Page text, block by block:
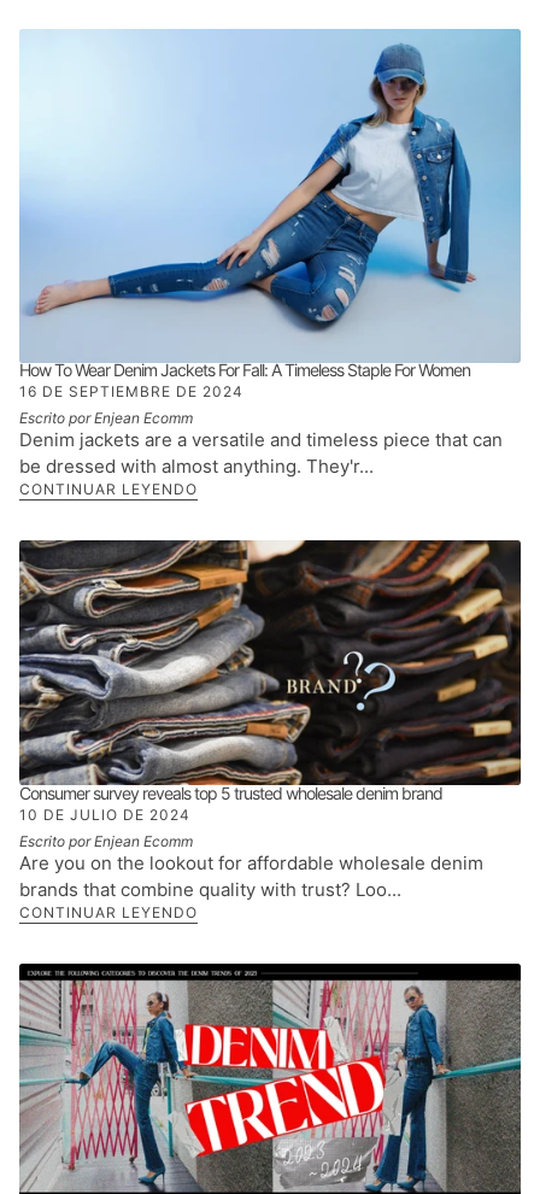
How To Wear Denim Jackets For Fall: A Timeless Staple For Women
16 DE SEPTIEMBRE DE 2024
Escrito por Enjean Ecomm
Denim jackets are a versatile and timeless piece that can
be dressed with almost anything. They'r...
CONTINUAR LEYENDO
Consumer survey reveals top 5 trusted wholesale denim brand
10 DE JULIO DE 2024
Escrito por Enjean Ecomm
Are you on the lookout for affordable wholesale denim
brands that combine quality with trust? Loo...
CONTINUAR LEYENDO